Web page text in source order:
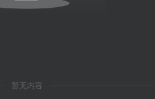
暂无内容